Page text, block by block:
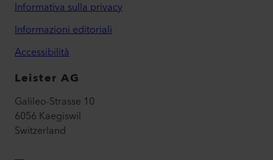
Informativa sulla privacy
Informazioni editoriali
Accessibilità
Leister AG
Galileo-Strasse 10
6056 Kaegiswil
Switzerland